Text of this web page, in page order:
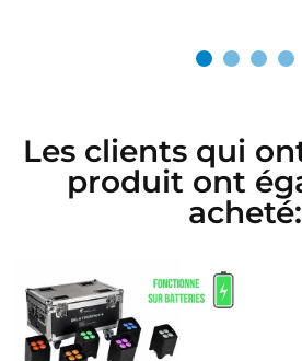
Les clients qui
produit ont
acheté: